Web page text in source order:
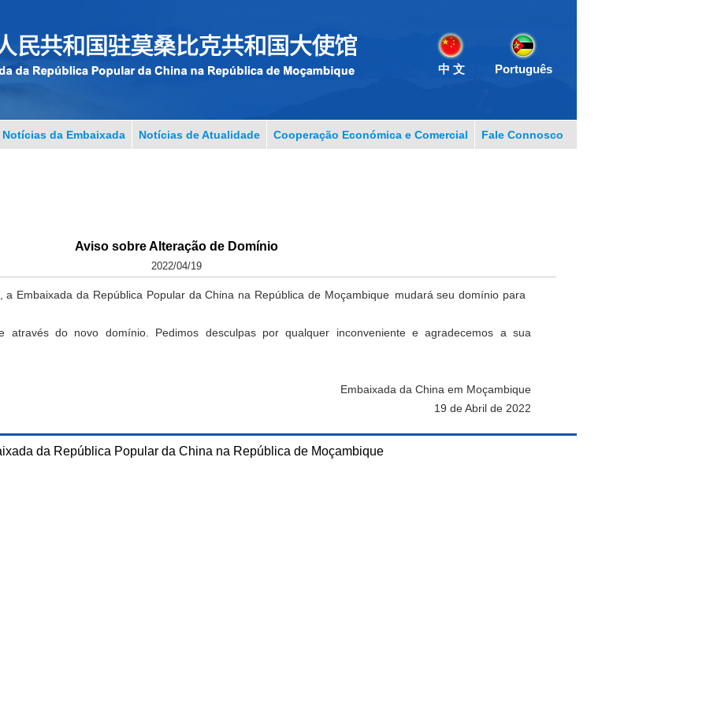
中 文 Português
Notícias da Embaixada Notícias de Atualidade Cooperação Económica e Comercial Fale Connosco
Aviso sobre Alteração de Domínio
2022/04/19
Embaixada da República Popular da China na República de Moçambique mudará seu domínio para
através do novo domínio. Pedimos desculpas por qualquer inconveniente e agradecemos a sua
Embaixada da China em Moçambique
19 de Abril de 2022
da República Popular da China na República de Moçambique